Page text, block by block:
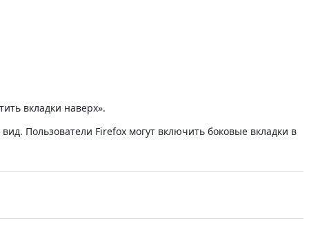
вкладки наверх».
Пользователи Firefox могут включить боковые вкладки в